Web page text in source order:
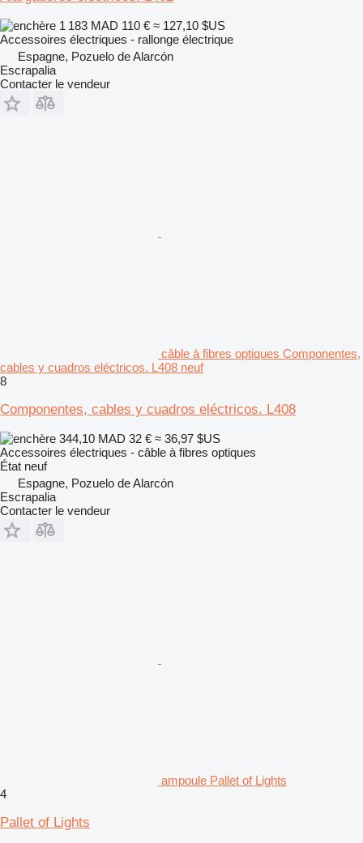
1 183 MAD 110 € ≈ 127,10 $US
Accessoires électriques - rallonge électrique
Espagne, Pozuelo de Alarcón
Escrapalia
Contacter le vendeur
câble à fibres optiques Componentes,
cables y cuadros eléctricos. L408 neuf
8
Componentes, cables y cuadros eléctricos. L408
344,10 MAD 32 € ≈ 36,97 $US
Accessoires électriques - câble à fibres optiques
État neuf
Espagne, Pozuelo de Alarcón
Escrapalia
Contacter le vendeur
ampoule Pallet of Lights
4
Pallet of Lights